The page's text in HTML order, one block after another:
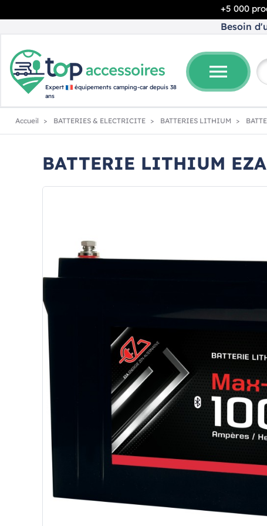
+5 000
Besoin
Expert
équipements camping-car depuis 38
ans
menu
Accueil BATTERIES & ELECTRICITE BATTERIES LITHIUM
BATTERIE LITHIUM